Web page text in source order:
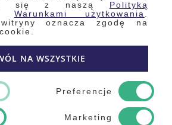
się z naszą Polityką
Warunkami użytkowania
oznacza zgodę na
NA WSZYSTKIE
Preferencje
Marketing